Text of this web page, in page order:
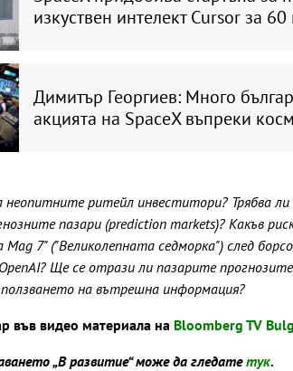
изкуствен интелект Cursor за
Димитър Георгиев: Много
акцията на SpaceX въпреки
неопитните ритейл инвеститори? Трябва
пазари (prediction markets)? Какъв
7" ("Великолепната седморка") след
Ще се отрази ли пазарите
на вътрешна информация?
във видео материала на Bloomberg TV
„В развитие“ може да гледатетук.